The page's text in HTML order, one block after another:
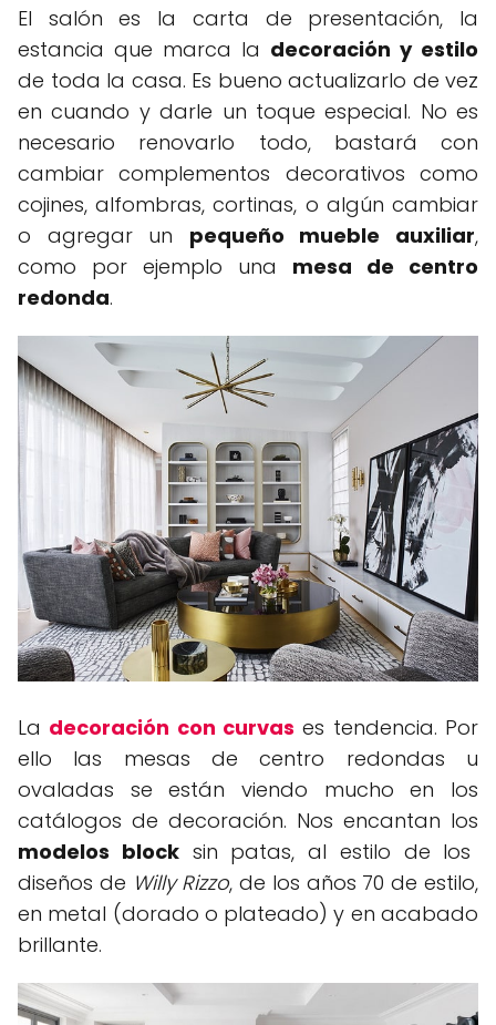
El salón es la carta de presentación, la
estancia que marca la decoración y estilo
de toda la casa. Es bueno actualizarlo de vez
en cuando y darle un toque especial. No es
necesario renovarlo todo, bastará con
cambiar complementos decorativos como
cojines, alfombras, cortinas, o algún cambiar
o agregar un pequeño mueble auxiliar,
como por ejemplo una mesa de centro
redonda.
La decoración con curvas es tendencia. Por
ello las mesas de centro redondas u
ovaladas se están viendo mucho en los
catálogos de decoración. Nos encantan los
modelos blocksin patas, al estilo de los
diseños de Willy Rizzo, de los años 70 de estilo,
en metal (dorado o plateado) y en acabado
brillante.